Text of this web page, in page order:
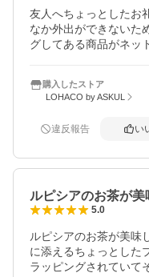
友人へちょっとしたお
なか外出ができないた
グしてある商品がネッ
購入したストア
LOHACO by ASKUL
違反報告 い
ルピシアのお茶が
5.0
ルピシアのお茶が美味
に添えるちょっとした
ラッピングされていて